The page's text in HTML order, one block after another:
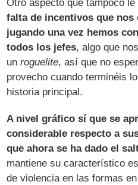
Otro aspecto que tampoco
falta de incentivos que nos
jugando una vez hemos
todos los jefes, algo que
unroguelite, así que no
provecho cuando terminéis
historia principal.
A nivel gráfico sí que se
considerable respecto a
que ahora se ha dado el
mantiene su característico
de violencia en las formas